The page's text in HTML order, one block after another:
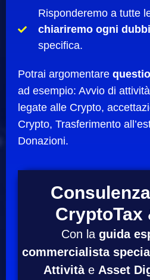
Risponderemo a tutte
chiariremo ogni
specifica.
Potrai argomentare
ad esempio: Avvio di
legate alle Crypto,
Crypto, Trasferimento
Donazioni.
CryptoTax
Con la guida
commercialista
Attivitàe Asset